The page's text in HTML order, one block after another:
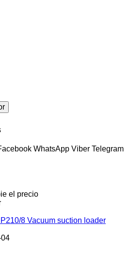
WhatsApp Viber Telegram
el precio
8 Vacuum suction loader